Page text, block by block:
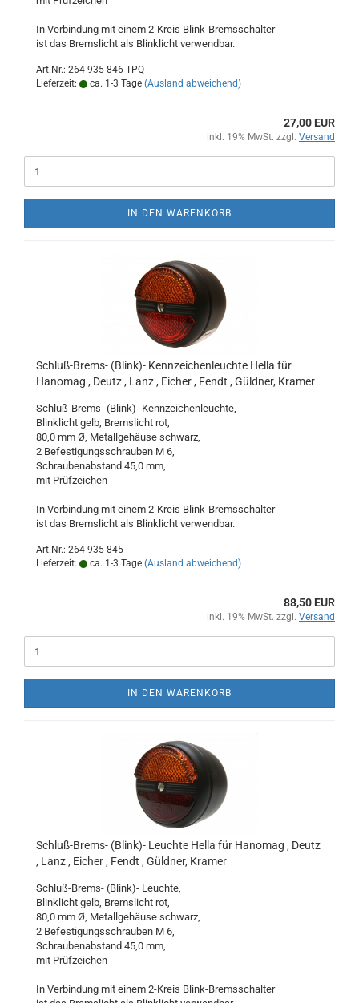
In Verbindung mit einem 2-Kreis Blink-Bremsschalter
ist das Bremslicht als Blinklicht verwendbar.
Art.Nr.: 264 935 846 TPQ
Lieferzeit:
ca. 1-3 Tage (Ausland abweichend)
27,00 EUR
inkl. 19% MwSt. zzgl. Versand
IN DEN WARENKORB
Schluß-Brems- (Blink)- Kennzeichenleuchte Hella für
Hanomag , Deutz , Lanz , Eicher , Fendt , Güldner, Kramer
Schluß-Brems- (Blink)- Kennzeichenleuchte,
Blinklicht gelb, Bremslicht rot,
80,0 mm Ø, Metallgehäuse schwarz,
2 Befestigungsschrauben M 6,
Schraubenabstand 45,0 mm,
mit Prüfzeichen
In Verbindung mit einem 2-Kreis Blink-Bremsschalter
ist das Bremslicht als Blinklicht verwendbar.
Art.Nr.: 264 935 845
Lieferzeit:
ca. 1-3 Tage (Ausland abweichend)
88,50 EUR
inkl. 19% MwSt. zzgl. Versand
IN DEN WARENKORB
Schluß-Brems- (Blink)- Leuchte Hella für Hanomag , Deutz
, Lanz , Eicher , Fendt , Güldner, Kramer
Schluß-Brems- (Blink)- Leuchte,
Blinklicht gelb, Bremslicht rot,
80,0 mm Ø, Metallgehäuse schwarz,
2 Befestigungsschrauben M 6,
Schraubenabstand 45,0 mm,
mit Prüfzeichen
In Verbindung mit einem 2-Kreis Blink-Bremsschalter